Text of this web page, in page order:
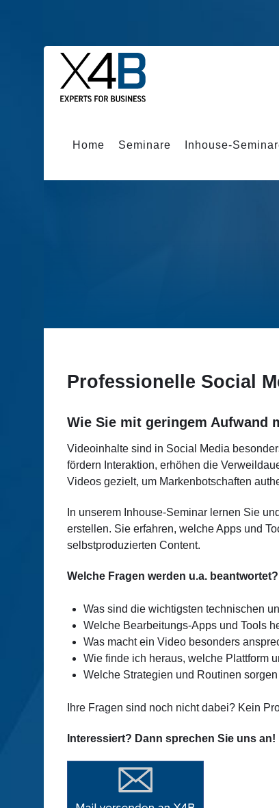
Home Seminare Inhouse-
Professionelle Social
Wie Sie mit geringem Aufwand
Videoinhalte sind in Social Media
fördern Interaktion, erhöhen die
Videos gezielt, um Markenbotschaften
In unserem Inhouse-Seminar lernen Sie
erstellen. Sie erfahren, welche Apps und
selbstproduzierten Content.
Welche Fragen werden u.a. beantwortet?
Was sind die wichtigsten technischen
Welche Bearbeitungs-Apps und Tools
Was macht ein Video besonders
Wie finde ich heraus, welche Plattform
Welche Strategien und Routinen
Ihre Fragen sind noch nicht dabei? Kein
Interessiert? Dann sprechen Sie uns an!